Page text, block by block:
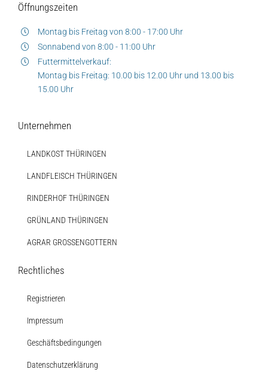
Öffnungszeiten
Montag bis Freitag von 8:00 - 17:00 Uhr
Sonnabend von 8:00 - 11:00 Uhr
Futtermittelverkauf:
Montag bis Freitag: 10.00 bis 12.00 Uhr und 13.00 bis
15.00 Uhr
Unternehmen
LANDKOST THÜRINGEN
LANDFLEISCH THÜRINGEN
RINDERHOF THÜRINGEN
GRÜNLAND THÜRINGEN
AGRAR GROSSENGOTTERN
Rechtliches
Registrieren
Impressum
Geschäftsbedingungen
Datenschutzerklärung